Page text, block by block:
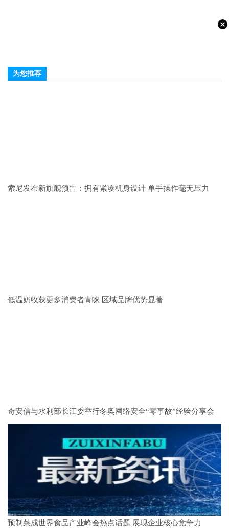
为您推荐
索尼发布新旗舰预告：拥有紧凑机身设计 单手操作毫无压力
低温奶收获更多消费者青睐 区域品牌优势显著
奇安信与水利部长江委举行冬奥网络安全“零事故”经验分享会
预制菜成世界食品产业峰会热点话题 展现企业核心竞争力